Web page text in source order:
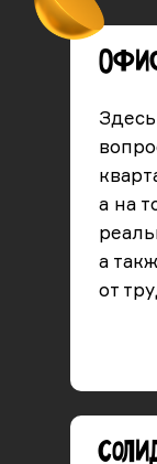
а на
а
от